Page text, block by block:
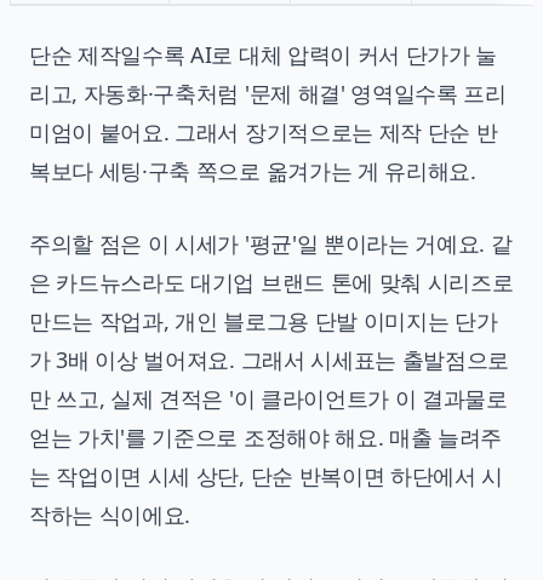
단순 제작일수록 AI로 대체 압력이 커서 단가가 눌
리고, 자동화·구축처럼 '문제 해결' 영역일수록 프리
미엄이 붙어요. 그래서 장기적으로는 제작 단순 반
복보다 세팅·구축 쪽으로 옮겨가는 게 유리해요.
주의할 점은 이 시세가 '평균'일 뿐이라는 거예요. 같
은 카드뉴스라도 대기업 브랜드 톤에 맞춰 시리즈로
만드는 작업과, 개인 블로그용 단발 이미지는 단가
가 3배 이상 벌어져요. 그래서 시세표는 출발점으로
만 쓰고, 실제 견적은 '이 클라이언트가 이 결과물로
얻는 가치'를 기준으로 조정해야 해요. 매출 늘려주
는 작업이면 시세 상단, 단순 반복이면 하단에서 시
작하는 식이에요.